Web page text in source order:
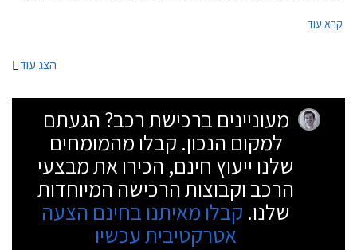
מ״מ, ואורך בסיס הגלגלים 2,700 מ״מ.
קרא עוד
הצג עוד
מעוניינים ברכישת רכב? הגעתם
למקום הנכון. קבלו מהמומחים
שלנו ייעוץ חינם, הכירו את מבצעי
הרכב וקבוצות הרכישה המיוחדות
שלנו. קבלו מאיתנו בחינם הצעה
אטרקטיבית עכשיו